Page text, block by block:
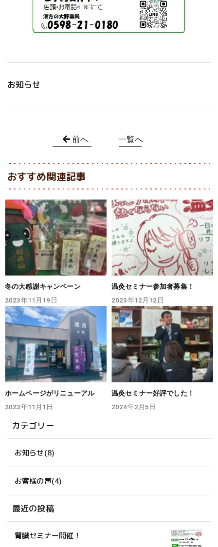
お知らせ
前へ 一覧へ
おすすめ関連記事
冬の大感謝キャンペーン
2023年11月19日
温灸セミナー参加者募集！
2023年12月12日
ホームページがリニューアル
2023年11月1日
温灸セミナー好評でした！
2024年2月5日
カテゴリー
お知らせ(8)
お客様の声(4)
最近の投稿
腎臓セミナー開催！